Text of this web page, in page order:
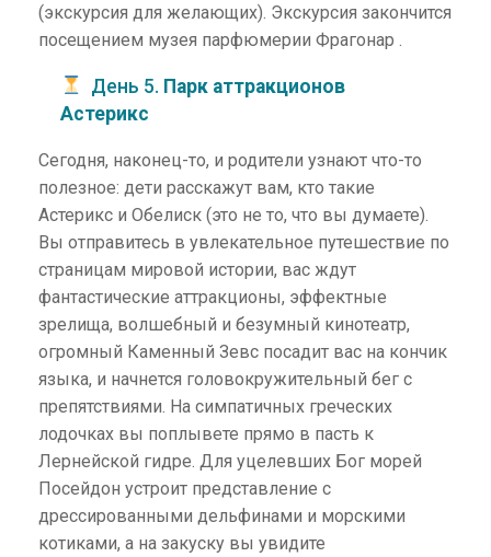
(экскурсия для желающих). Экскурсия закончится
посещением музея парфюмерии Фрагонар .
День 5. Парк аттракционов
Астерикс
Сегодня, наконец-то, и родители узнают что-то
полезное: дети расскажут вам, кто такие
Астерикс и Обелиск (это не то, что вы думаете).
Вы отправитесь в увлекательное путешествие по
страницам мировой истории, вас ждут
фантастические аттракционы, эффектные
зрелища, волшебный и безумный кинотеатр,
огромный Каменный Зевс посадит вас на кончик
языка, и начнется головокружительный бег с
препятствиями. На симпатичных греческих
лодочках вы поплывете прямо в пасть к
Лернейской гидре. Для уцелевших Бог морей
Посейдон устроит представление с
дрессированными дельфинами и морскими
котиками, а на закуску вы увидите